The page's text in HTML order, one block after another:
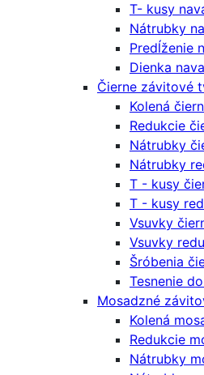
T- kusy
Nátrubky
Predĺženie
Dienka
Čierne závitové
Kolená
Redukcie
Nátrubky
Nátrubky
T - kusy
T - kusy
Vsuvky
Vsuvky
Šróbenia
Tesnenie
Mosadzné
Kolená
Redukcie
Nátrubky